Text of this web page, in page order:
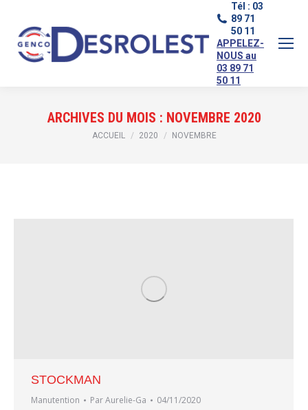
Tél : 03
89 71
50 11
APPELEZ-
NOUS au
03 89 71
50 11
ARCHIVES DU MOIS : NOVEMBRE 2020
Vous êtes ici :
ACCUEIL 2020 NOVEMBRE
STOCKMAN
Manutention ParAurelie-Ga 04/11/2020